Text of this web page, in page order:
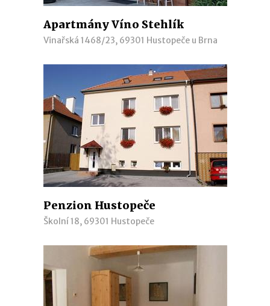
Apartmány Víno Stehlík
Vinařská 1468/23, 69301 Hustopeče u Brna
Penzion Hustopeče
Školní 18, 69301 Hustopeče